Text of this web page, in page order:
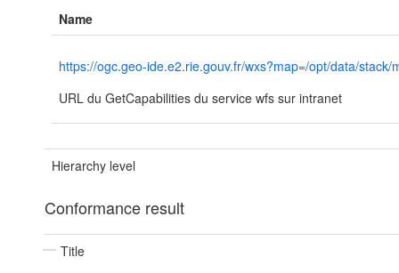
Name
https://ogc.geo-ide.e2.rie.gouv.fr/wxs?map=/opt/data/
URL du GetCapabilities du service wfs sur intranet
Hierarchy level
Conformance result
Title